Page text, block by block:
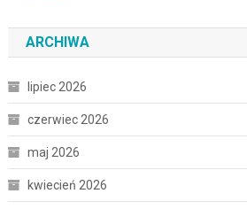
ARCHIWA
lipiec 2026
czerwiec 2026
maj 2026
kwiecień 2026